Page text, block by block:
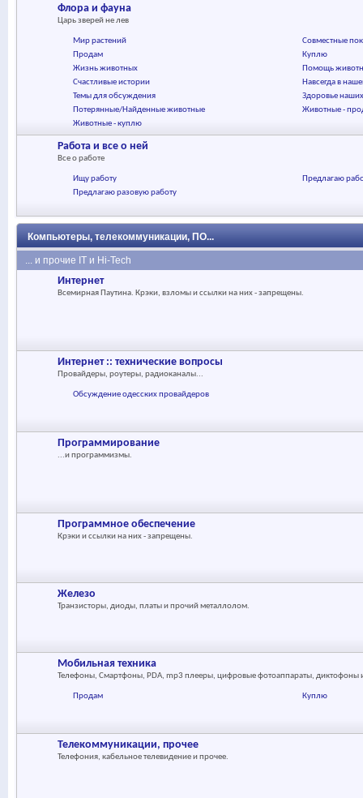
Флора и фауна
Царь зверей не лев
Мир растений
Совместные
Продам
Куплю
Жизнь животных
Помощь
Счастливые истории
Навсегда в
Темы для обсуждения
Здоровье
Потерянные/Найденные животные
Животные -
Животные - куплю
Работа и все о ней
Все о работе
Ищу работу
Предлагаю
Предлагаю разовую работу
Компьютеры, телекоммуникации, ПО...
... и прочие IT и Hi-Tech
Интернет
Всемирная Паутина. Крэки, взломы и ссылки на них - запрещены.
Интернет :: технические вопросы
Провайдеры, роутеры, радиоканалы...
Обсуждение одесских провайдеров
Программирование
...и программизмы.
Программное обеспечение
Крэки и ссылки на них - запрещены.
Железо
Транзисторы, диоды, платы и прочий металлолом.
Мобильная техника
Телефоны, Смартфоны, PDA, mp3 плееры, цифровые фотоаппараты, диктофоны
Продам Куплю
Телекоммуникации, прочее
Телефония, кабельное телевидение и прочее.